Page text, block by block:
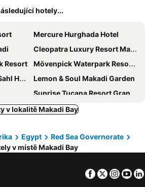
hotely...
Mercure Hurghada Hotel
Cleopatra Luxury Resort Makadi Bay
Resort
Mövenpick Waterpark Resort & Spa Soma Bay
Lemon & Soul Makadi Garden
Sunrise Tucana Resort Grand Select
Bosque
& Spa
Pickalbatros Blu Spa Resort
Harmony Makadi Bay
White Valley Palace
v lokalitě Makadi Bay
Egypt
Red Sea Governorate
v místě Makadi Bay
Facebook
Twitter